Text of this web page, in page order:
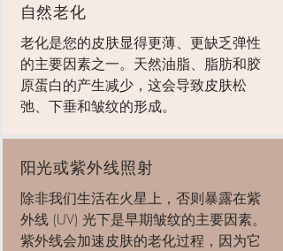
自然老化
老化是您的皮肤显得更薄、更缺乏弹性
的主要因素之一。天然油脂、脂肪和胶
原蛋白的产生减少，这会导致皮肤松
弛、下垂和皱纹的形成。
阳光或紫外线照射
除非我们生活在火星上，否则暴露在紫
外线 (UV) 光下是早期皱纹的主要因素。
紫外线会加速皮肤的老化过程，因为它